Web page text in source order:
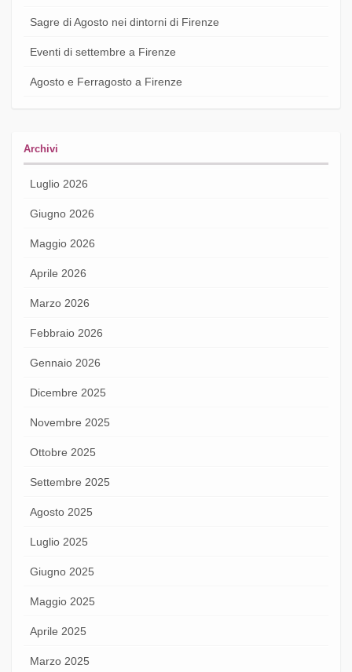
Sagre di Agosto nei dintorni di Firenze
Eventi di settembre a Firenze
Agosto e Ferragosto a Firenze
Archivi
Luglio 2026
Giugno 2026
Maggio 2026
Aprile 2026
Marzo 2026
Febbraio 2026
Gennaio 2026
Dicembre 2025
Novembre 2025
Ottobre 2025
Settembre 2025
Agosto 2025
Luglio 2025
Giugno 2025
Maggio 2025
Aprile 2025
Marzo 2025